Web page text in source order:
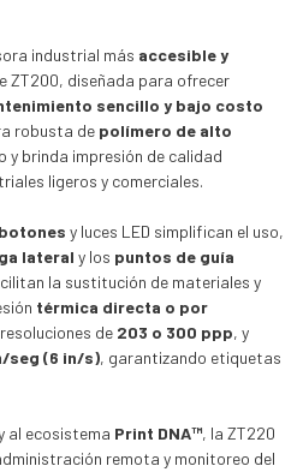
industrial más accesible y
ZT200, diseñada para ofrecer
sencillo y bajo costo
robusta de polímero de alto
y brinda impresión de calidad
ligeros y comerciales.
y luces LED simplifican el uso,
lateral y los puntos de guía
la sustitución de materiales y
térmica directa o por
de 203 o 300 ppp, y
seg (6 in/s), garantizando etiquetas
al ecosistema Print DNA™, la ZT220
remota y monitoreo del